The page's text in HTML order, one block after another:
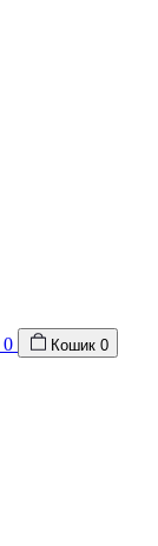
0 Кошик 0